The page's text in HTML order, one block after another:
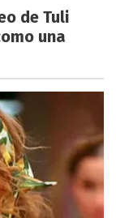
de Tuli
una